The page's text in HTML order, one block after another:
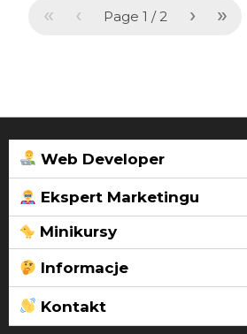
« ‹ › »
Page 1 /2
Web Developer
Ekspert Marketingu
Minikursy
Informacje
Kontakt